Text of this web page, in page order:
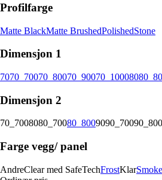
Profilfarge
Matte BlackMatte BrushedPolishedStone
Dimensjon 1
7070_70070_80070_90070_100080
Dimensjon 2
70_7008080_70080_8009090_70090_800
Farge vegg/ panel
AndreClear med SafeTechFrostKlarSmoke